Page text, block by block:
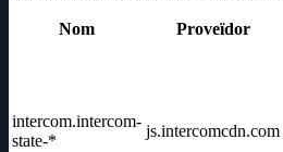
Nom Proveïdor
intercom.intercom-
state-*
js.intercomcdn.com